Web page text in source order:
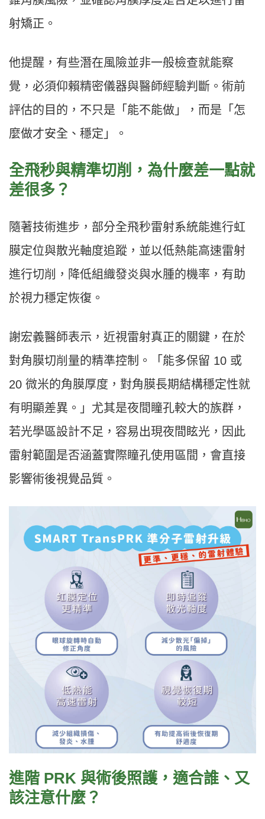
射矯正。
他提醒，有些潛在風險並非一般檢查就能察
覺，必須仰賴精密儀器與醫師經驗判斷。術前
評估的目的，不只是「能不能做」，而是「怎
麼做才安全、穩定」。
全飛秒與精準切削，為什麼差一點就
差很多？
隨著技術進步，部分全飛秒雷射系統能進行虹
膜定位與散光軸度追蹤，並以低熱能高速雷射
進行切削，降低組織發炎與水腫的機率，有助
於視力穩定恢復。
謝宏義醫師表示，近視雷射真正的關鍵，在於
對角膜切削量的精準控制。「能多保留 10 或
20 微米的角膜厚度，對角膜長期結構穩定性就
有明顯差異。」尤其是夜間瞳孔較大的族群，
若光學區設計不足，容易出現夜間眩光，因此
雷射範圍是否涵蓋實際瞳孔使用區間，會直接
影響術後視覺品質。
進階 PRK 與術後照護，適合誰、又
該注意什麼？